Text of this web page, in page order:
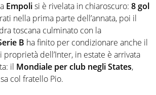
Empolisi è rivelata in chiaroscuro: 8 gol
nella prima parte dell’annata, poi il
toscana culminato con la
B ha finito per condizionare anche il
dell’Inter, in estate è arrivata
il Mondiale per club negli States,
col fratello Pio.